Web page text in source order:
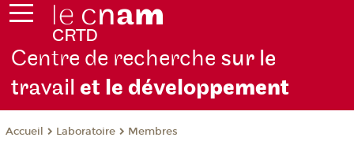
Centre de recherche sur le
travailet le développement
Accueil Laboratoire Membres